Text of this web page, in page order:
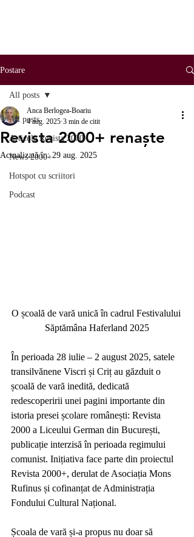
Postare
All posts
Articole Revista 2000+
News 2000+
Hotspot cu scriitori
Podcast
All posts
Revista 2000+ renaște
Anca Berlogea-Boariu
4 aug. 2025 3 min de citit
Actualizată în:29 aug. 2025
O școală de vară unică în cadrul Festivalului
Săptămâna Haferland 2025
În perioada 28 iulie – 2 august 2025, satele
transilvănene Viscri și Criț au găzduit o
școală de vară inedită, dedicată
redescoperirii unei pagini importante din
istoria presei școlare românești: Revista
2000 a Liceului German din București,
publicație interzisă în perioada regimului
comunist. Inițiativa face parte din proiectul
Revista 2000+, derulat de Asociația Mons
Rufinus și cofinanțat de Administrația
Fondului Cultural Național.
Școala de vară și-a propus nu doar să